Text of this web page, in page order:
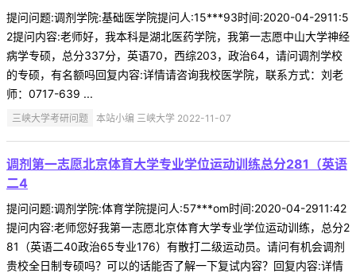
提问问题:调剂学院:基础医学院提问人:15***93时间:2020-04-2911:5
2提问内容:老师好，我本科是湖北医药学院，我第一志愿中山大学神经
病学专硕，总分337分，英语70，西综203，政治64，请问调剂学校
的专硕，有名额吗回复内容:详情请咨询我校医学院，联系方式：刘老
师：0717-639 ...
三峡大学考研问题 本站小编 三峡大学 2022-11-07
调剂第一志愿北京体育大学专业学位运动训练总分281（英语
二4
提问问题:调剂学院:体育学院提问人:57***om时间:2020-04-2911:42
提问内容:老师您好我第一志愿北京体育大学专业学位运动训练，总分2
81（英语二40政治65专业176）有散打二级运动员。请问有机会调剂
贵校全日制专硕吗？可以的话能否了解一下复试内容？回复内容:详情